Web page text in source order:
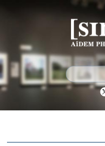
シリウスについて
展示スケジュール